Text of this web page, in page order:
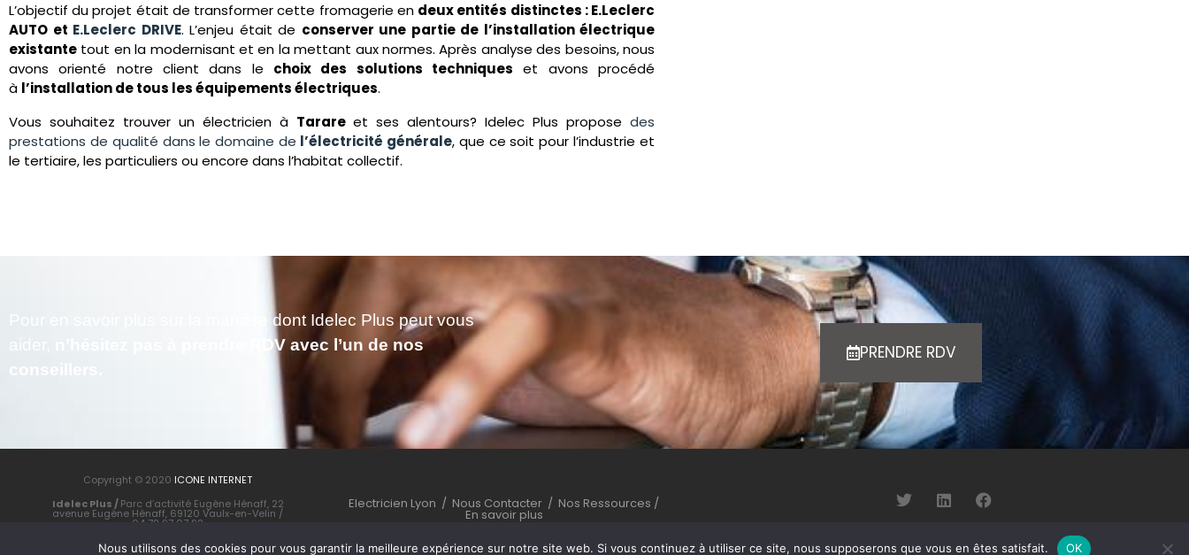
L’objectif du projet était de transformer cette fromagerie en deux entités distinctes : E.Leclerc
AUTO et E.Leclerc DRIVE. L’enjeu était de conserver une partie de l’installation électrique
existante tout en la modernisant et en la mettant aux normes. Après analyse des besoins, nous
avons orienté notre client dans le choix des solutions techniques et avons procédé
à l’installation de tous les équipements électriques.
Vous souhaitez trouver un électricien à Tarareet ses alentours? Idelec Plus proposedes
prestations de qualité dans le domaine de l’électricité générale, que ce soit pour l’industrie et
le tertiaire, les particuliers ou encore dans l’habitat collectif.
Pour en savoir plus sur la manière dont Idelec Plus peut vous
n’hésitez pas à prendre RDV avec l’un de nos
conseillers.
PRENDRE RDV
Copyright © 2020 ICONE INTERNET
Idelec Plus /Parc d’activité Eugène Hénaff, 22
avenue Eugène Hénaff, 69120 Vaulx-en-Velin /
04 72 97 07 92
Icone Internet/Création de site internetetenseigne
Electricien Lyon / Nous Contacter / Nos Ressources /
En savoir plus
Nous utilisons des cookies pour vous garantir la meilleure expérience sur notre site web. Si vous continuez à utiliser ce site, nous supposerons que vous en êtes satisfait. OK